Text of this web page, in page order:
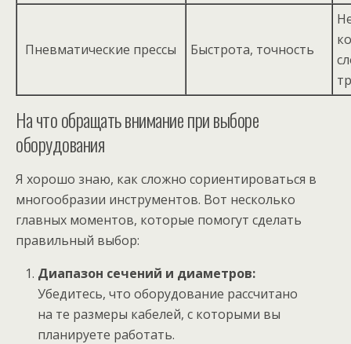
Пневматические прессы Быстрота, точность
На что обращать внимание при выборе
оборудования
Я хорошо знаю, как сложно сориентироваться в
многообразии инструментов. Вот несколько
главных моментов, которые помогут сделать
правильный выбор:
Диапазон сечений и диаметров:
Убедитесь, что оборудование рассчитано
на те размеры кабелей, с которыми вы
планируете работать.